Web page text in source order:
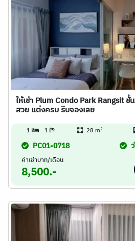
ให้เช่า Plum Condo Park Rangsit
สวย แต่งครบ รีบจองเลย
1 1 28 m2
PC01-0718
ค่าเช่าบาท/เดือน
8,500.-